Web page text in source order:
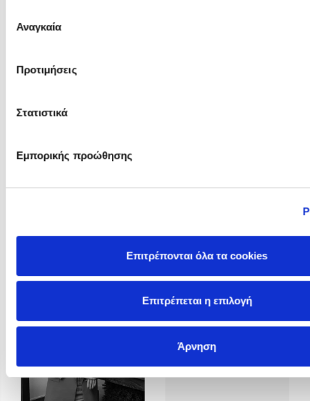
συγκατάθεσης
Αναγκαία
Προτιμήσεις
Στατιστικά
Εμπορικής προώθησης
Επιτρέπονται όλα τα cookies
Επιτρέπεται η επιλογή
Άρνηση
Polly Noakes